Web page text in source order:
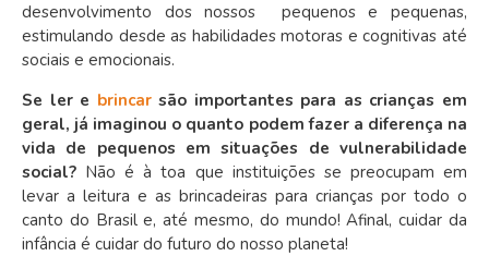
desenvolvimento dos nossos pequenos e pequenas,
estimulando desde as habilidades motoras e cognitivas até
sociais e emocionais.
Se ler e brincarsão importantes para as crianças em
geral, já imaginou o quanto podem fazer a diferença na
vida de pequenos em situações de vulnerabilidade
social? Não é à toa que instituições se preocupam em
levar a leitura e as brincadeiras para crianças por todo o
canto do Brasil e, até mesmo, do mundo! Afinal, cuidar da
infância é cuidar do futuro do nosso planeta!